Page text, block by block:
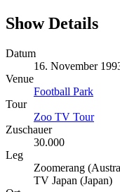
Show Details
Datum
16. November
Venue
Football Park
Tour
Zoo TV Tour
Zuschauer
30.000
Leg
Zoomerang
TV Japan (Japan)